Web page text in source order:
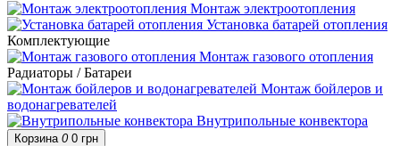
Монтаж электроотопления
Установка батарей отопления
Комплектующие
Монтаж газового отопления
Радиаторы / Батареи
Монтаж бойлеров и
водонагревателей
Внутрипольные конвектора
Корзина 0 0 грн